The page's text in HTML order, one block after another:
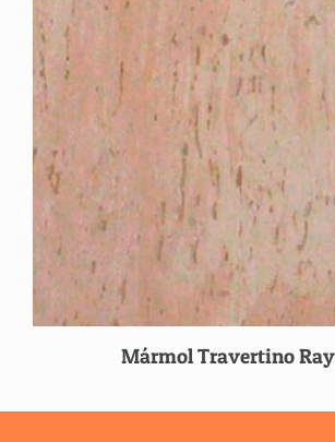
Mármol Travertino